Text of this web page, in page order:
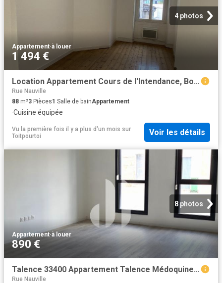
4 photos
Appartement·à louer
1 494 €
Location Appartement Cours de l'Intendance, Bordeaux
Rue Nauville
88 m²3 Pièces1 Salle de bainAppartement
·Cuisine équipée
Vu la première fois il y a plus d'un mois sur
Toitpourtoi
Voir les détails
8 photos
Appartement·à louer
890 €
Talence 33400 Appartement Talence Médoquine 2 pièces 53 m2
Rue Nauville